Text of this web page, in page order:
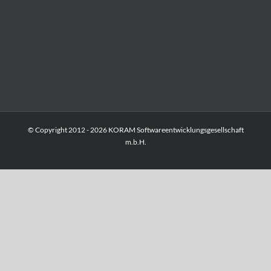
© Copyright 2012 -2026 KORAM Softwareentwicklungsgesellschaft
m.b.H.